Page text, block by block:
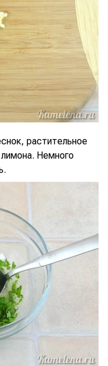
растительное
Немного